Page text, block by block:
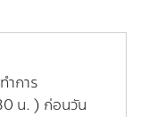
ำการ
น. ) ก่อนวัน